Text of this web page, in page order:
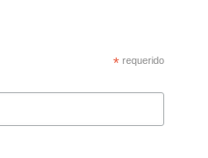
* requerido